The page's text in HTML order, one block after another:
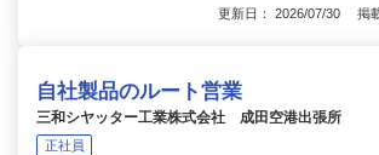
更新日： 2026/07/30 掲
自社製品のルート営業
三和シヤッター工業株式会社 成田空港出張所
正社員